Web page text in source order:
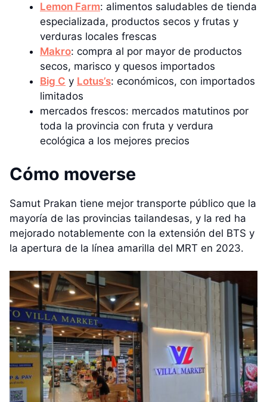
Lemon Farm: alimentos saludables de tienda
especializada, productos secos y frutas y
verduras locales frescas
Makro: compra al por mayor de productos
secos, marisco y quesos importados
Big C y Lotus’s: económicos, con importados
limitados
mercados frescos: mercados matutinos por
toda la provincia con fruta y verdura
ecológica a los mejores precios
Cómo moverse
Samut Prakan tiene mejor transporte público que la
mayoría de las provincias tailandesas, y la red ha
mejorado notablemente con la extensión del BTS y
la apertura de la línea amarilla del MRT en 2023.